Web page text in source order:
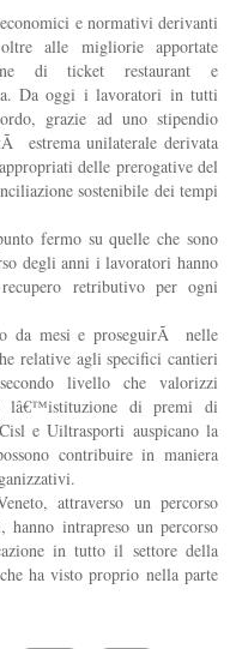
e normativi derivanti
alle migliorie apportate
di ticket restaurant e
Da oggi i lavoratori in tutti
grazie ad uno stipendio
estrema unilaterale derivata
delle prerogative del
sostenibile dei tempi
fermo su quelle che sono
degli anni i lavoratori hanno
retributivo per ogni
da mesi e proseguirÃ nelle
relative agli specifici cantieri
livello che valorizzi
lâ€™istituzione di premi di
e Uiltrasporti auspicano la
contribuire in maniera
attraverso un percorso
intrapreso un percorso
in tutto il settore della
ha visto proprio nella parte